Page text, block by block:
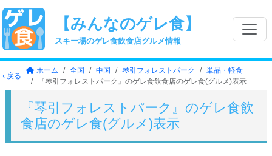
【みんなのゲレ食】
スキー場のゲレ食飲食店グルメ情報
‹ 戻る
ホーム 全国 中国 琴引フォレストパーク
単品・軽食
『琴引フォレストパーク』のゲレ食飲食店のゲレ食(グルメ)表示
『琴引フォレストパーク』のゲレ食飲
食店のゲレ食(グルメ)表示